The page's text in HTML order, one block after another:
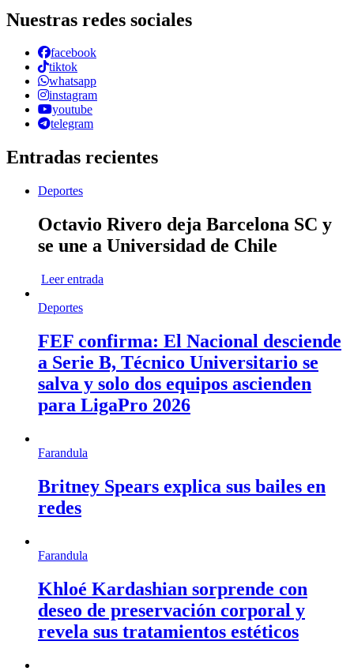
Nuestras redes sociales
facebook
tiktok
whatsapp
instagram
youtube
telegram
Entradas recientes
Deportes
Octavio Rivero deja Barcelona SC y
se une a Universidad de Chile
Leer entrada
Deportes
FEF confirma: El Nacional desciende
a Serie B, Técnico Universitario se
salva y solo dos equipos ascienden
para LigaPro 2026
Farandula
Britney Spears explica sus bailes en
redes
Farandula
Khloé Kardashian sorprende con
deseo de preservación corporal y
revela sus tratamientos estéticos